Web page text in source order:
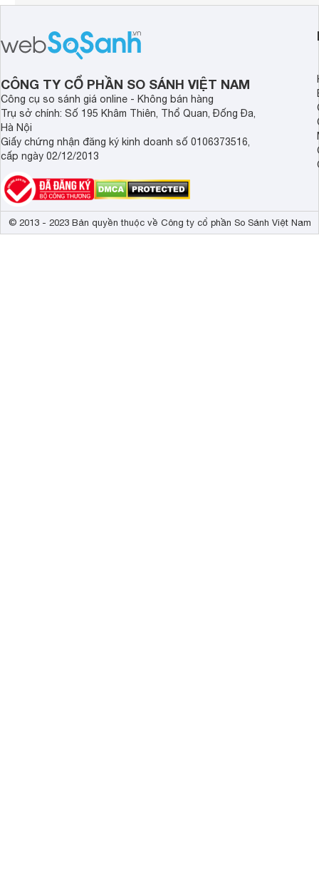
CÔNG TY CỔ PHẦN SO SÁNH VIỆT NAM
Công cụ so sánh giá online - Không bán hàng
Trụ sở chính: Số 195 Khâm Thiên, Thổ Quan, Đống Đa,
Hà Nội
Giấy chứng nhận đăng ký kinh doanh số 0106373516,
cấp ngày 02/12/2013
© 2013 - 2023 Bản quyền thuộc về Công ty cổ phần So Sánh Việt Nam